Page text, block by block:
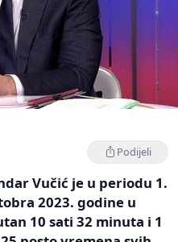
Podijeli
Vučić je u periodu 1.
2023. godine u
10 sati 32 minuta i 1